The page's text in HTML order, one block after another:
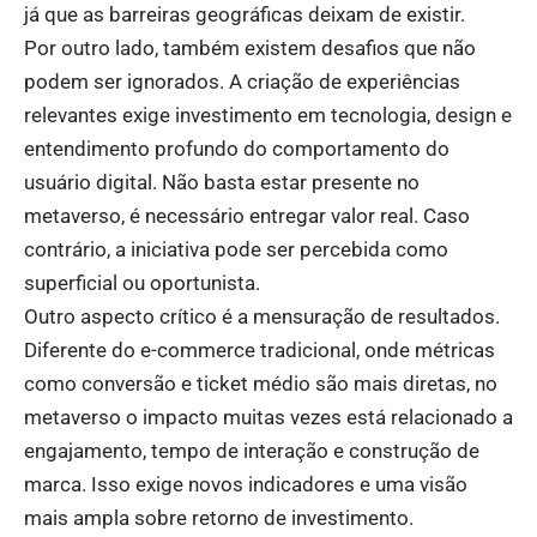
já que as barreiras geográficas deixam de existir.
Por outro lado, também existem desafios que não
podem ser ignorados. A criação de experiências
relevantes exige investimento em tecnologia, design e
entendimento profundo do comportamento do
usuário digital. Não basta estar presente no
metaverso, é necessário entregar valor real. Caso
contrário, a iniciativa pode ser percebida como
superficial ou oportunista.
Outro aspecto crítico é a mensuração de resultados.
Diferente do e-commerce tradicional, onde métricas
como conversão e ticket médio são mais diretas, no
metaverso o impacto muitas vezes está relacionado a
engajamento, tempo de interação e construção de
marca. Isso exige novos indicadores e uma visão
mais ampla sobre retorno de investimento.